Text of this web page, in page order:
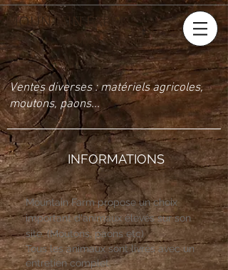
MOUNTAIN FARM
Le cheval, notre métier
Ventes diverses : matériels agricoles,
moutons, paons...
INFORMATIONS
Mountain Farm propose un choix
important d'animaux élevés sur son
site. (Moutons, paons etc)
Tous les animaux sont livrés avec un
entretien complet.